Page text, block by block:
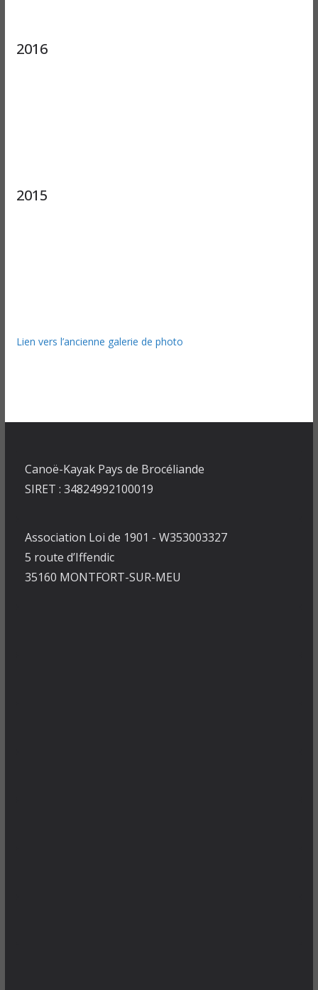
2016
2015
Lien vers l’ancienne galerie de photo
Canoë-Kayak Pays de Brocéliande
SIRET : 34824992100019
Association Loi de 1901 - W353003327
5 route d’Iffendic
35160 MONTFORT-SUR-MEU